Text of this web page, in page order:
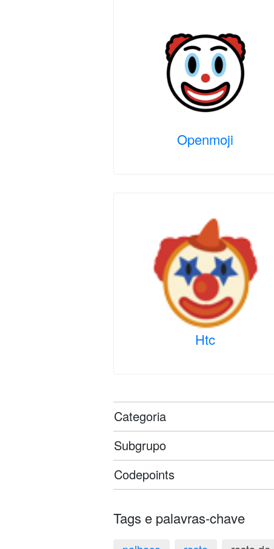
Openmoji
Htc
Categoria
Subgrupo
Codepoints
Tags e palavras-chave